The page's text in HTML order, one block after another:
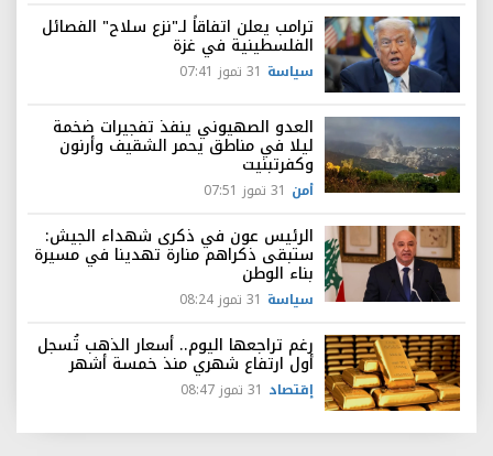
ترامب يعلن اتفاقاً لـ"نزع سلاح" الفصائل
الفلسطينية في غزة
سياسة 31 تموز 07:41
العدو الصهيوني ينفذ تفجيرات ضخمة
ليلا في مناطق يحمر الشقيف وأرنون
وكفرتبنيت
أمن 31 تموز 07:51
الرئيس عون في ذكرى شهداء الجيش:
ستبقى ذكراهم منارة تهدينا في مسيرة
بناء الوطن
سياسة 31 تموز 08:24
رغم تراجعها اليوم.. أسعار الذهب تُسجل
أول ارتفاع شهري منذ خمسة أشهر
إقتصاد 31 تموز 08:47